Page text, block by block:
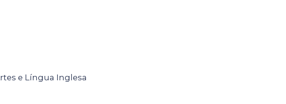
e Língua Inglesa